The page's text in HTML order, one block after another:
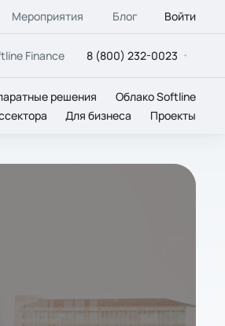
Мероприятия Блог Войти
Finance 8 (800) 232-0023
решения
Облако Softline
Для бизнеса Проекты